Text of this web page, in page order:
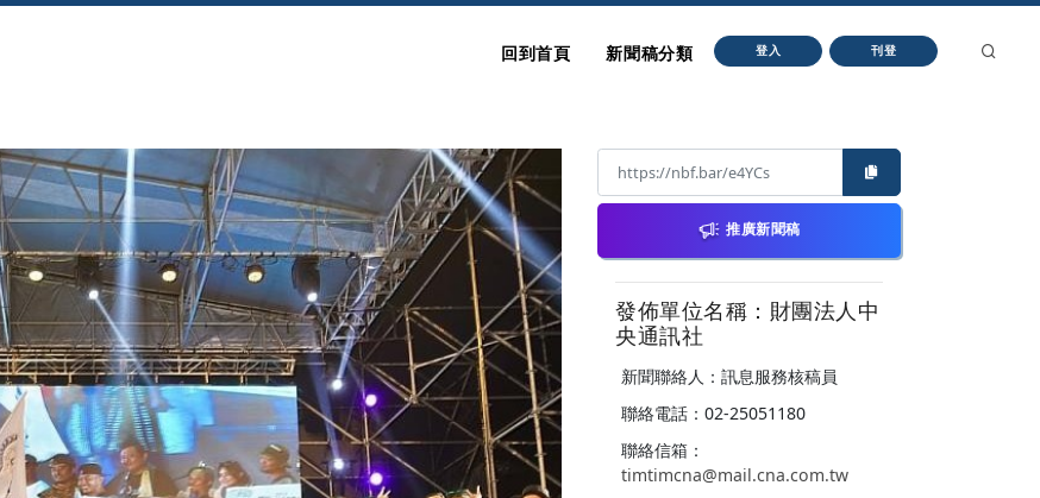
回到首頁 新聞稿分類 登入 刊登
推廣新聞稿
發佈單位名稱：財團法人中
央通訊社
新聞聯絡人：訊息服務核稿員
聯絡電話：02-25051180
聯絡信箱：
timtimcna@mail.cna.com.tw